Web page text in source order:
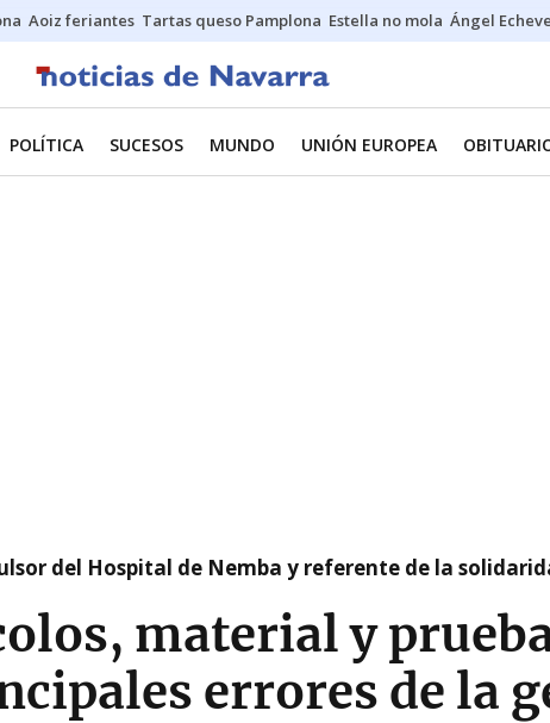
Aoiz feriantes Tartas queso Pamplona Estella no mola Ángel
POLÍTICA SUCESOS MUNDO UNIÓN EUROPEA
del Hospital de Nemba y referente de la
material y
errores de la